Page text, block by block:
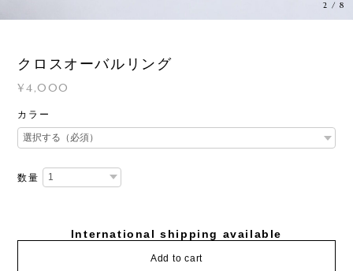
3 /8
クロスオーバルリング
¥4,000
カラー
数量
International shipping available
Add to cart